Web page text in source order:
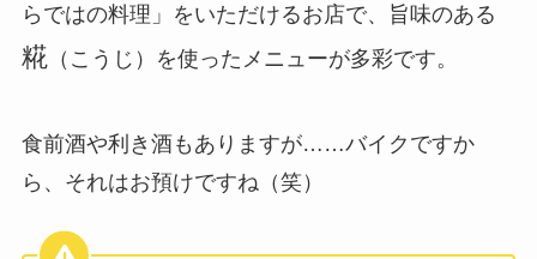
らではの料理」をいただけるお店で、旨味のある
糀 （こうじ）を使ったメニューが多彩です。
食前酒や利き酒もありますが……バイクですか
ら、それはお預けですね（笑）